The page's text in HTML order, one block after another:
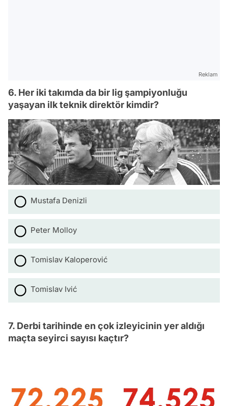
Reklam
6. Her iki takımda da bir lig şampiyonluğu
yaşayan ilk teknik direktör kimdir?
Mustafa Denizli
Peter Molloy
Tomislav Kaloperović
Tomislav Ivić
7. Derbi tarihinde en çok izleyicinin yer aldığı
maçta seyirci sayısı kaçtır?